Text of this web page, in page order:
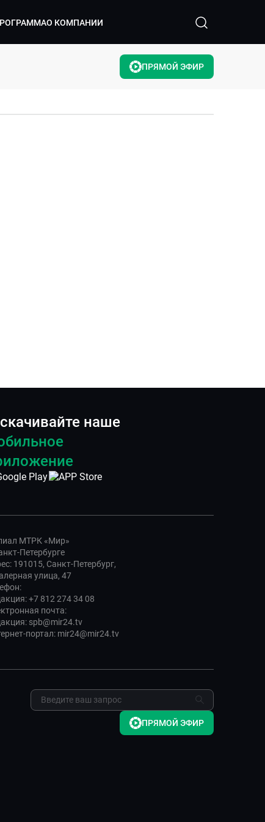
О КОМПАНИИ
ПРЯМОЙ ЭФИР
наше
МТРК «Мир»
Петербурге
191015, Санкт-Петербург,
улица, 47
+7 812 274 34 08
почта:
spb@mir24.tv
портал: mir24@mir24.tv
ПРЯМОЙ ЭФИР